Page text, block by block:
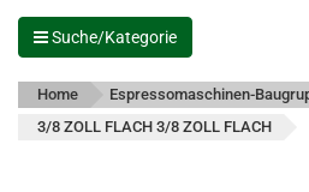
Suche/Kategorie
Home Espressomaschinen-
3/8 ZOLL FLACH 3/8 ZOLL FLACH